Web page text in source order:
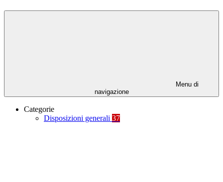
Menu di
navigazione
Categorie
Disposizioni generali 37